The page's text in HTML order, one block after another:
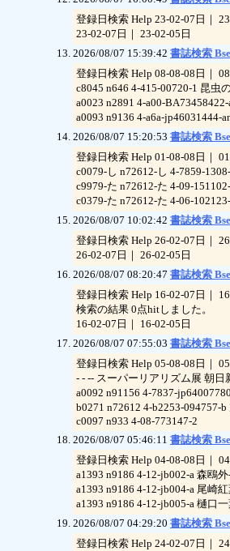
登録日検索 Help 23-02-07日｜
23-02-07日｜ 23-02-05日
2026/08/07 15:39:42 書誌検索
登録日検索 Help 08-08-08日｜
c8045 n646 4-415-00720-1 昆虫
a0023 n2891 4-a00-
a0093 n9136 4-a6a-jp46031444-
2026/08/07 15:20:53 書誌検索
登録日検索 Help 01-08-08日｜
c0079-し n72612-し 4-7859-
c9979-た n72612-た 4-09-
c0379-た n72612-た 4-06-
2026/08/07 10:02:42 書誌検索
登録日検索 Help 26-02-07日｜
26-02-07日｜ 26-02-05日
2026/08/07 08:20:47 書誌検索
登録日検索 Help 16-02-07日｜
検索の結果 0点hitしました。
16-02-07日｜ 16-02-05日
2026/08/07 07:55:03 書誌検索
登録日検索 Help 05-08-08日｜
- - -- スーパーリアリズム展 朝日
a0092 n91156 4-7837-
b0271 n72612 4-b2253-094757-
c0097 n933 4-08-773147-2
2026/08/07 05:46:11 書誌検索
登録日検索 Help 04-08-08日｜
a1393 n9186 4-12-jb002-a 森鴎
a1393 n9186 4-12-jb004-a 尾崎
a1393 n9186 4-12-jb005-a 樋口
2026/08/07 04:29:20 書誌検索
登録日検索 Help 24-02-07日｜